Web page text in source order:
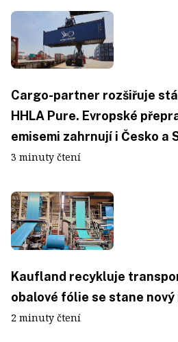
Cargo-partner rozšiřuje
HHLA Pure. Evropské
emisemi zahrnují i Česko a
3 minuty čtení
Kaufland recykluje
obalové fólie se stane
2 minuty čtení